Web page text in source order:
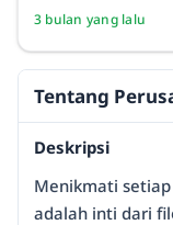
3 bulan yang lalu
Tentang
Deskripsi
Menikmati
adalah inti dari